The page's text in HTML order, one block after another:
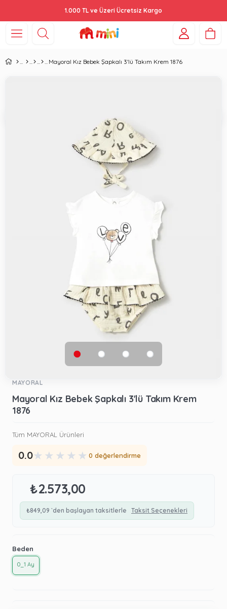
1.000 TL ve Üzeri Ücretsiz Kargo
Mayoral Kız Bebek Şapkalı 3'lü Takım Krem 1876
MAYORAL
Mayoral Kız Bebek Şapkalı 3'lü Takım Krem
1876
Tüm MAYORAL Ürünleri
0.0★ ★ ★ ★ ★ 0 değerlendirme
₺2.573,00
₺849,09 `den başlayan taksitlerle Taksit Seçenekleri
Beden
0_1 Ay